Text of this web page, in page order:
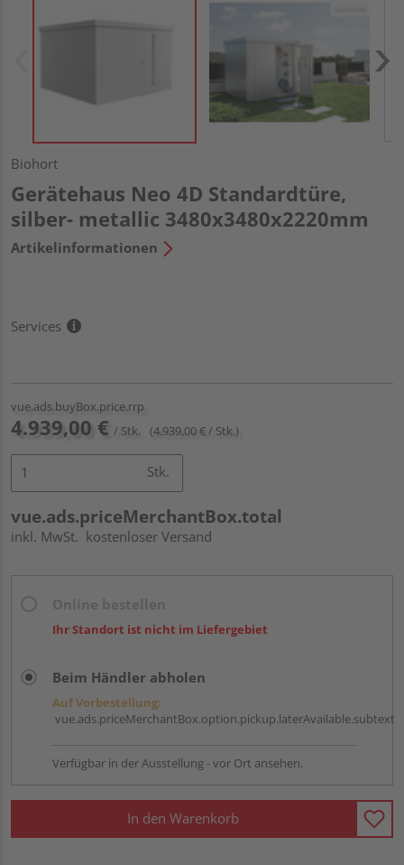
Biohort
Gerätehaus Neo 4D Standardtüre,
silber- metallic 3480x3480x2220mm
Artikelinformationen
Services
vue.ads.buyBox.price.rrp
4.939,00 € / Stk. (4.939,00 € / Stk.)
Stk.
vue.ads.priceMerchantBox.total
inkl. MwSt. kostenloser Versand
Ihr Standort ist nicht im Liefergebiet
Beim Händler abholen
Auf Vorbestellung:
vue.ads.priceMerchantBox.option.pickup.laterAvailable.subtext
Verfügbar in der Ausstellung - vor Ort ansehen.
In den Warenkorb